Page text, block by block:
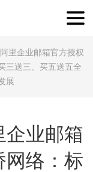
里企业邮箱官方授权
三送三、买五送五全
展
企业邮箱
网络：标